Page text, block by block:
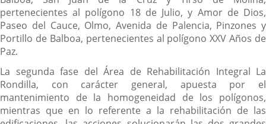
pertenecientes al polígono 18 de Julio, y Amor de Dios,
Paseo del Cauce, Olmo, Avenida de Palencia, Pinzones y
Portillo de Balboa, pertenecientes al polígono XXV Años de
Paz.
La segunda fase del Área de Rehabilitación Integral La
Rondilla, con carácter general, apuesta por el
mantenimiento de la homogeneidad de los polígonos,
mientras que en lo referente a la rehabilitación de las